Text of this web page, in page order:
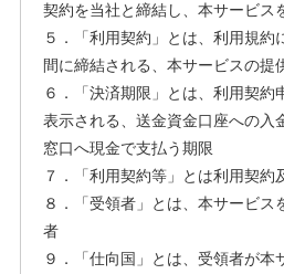
契約を当社と締結し、本サービス
５．「利用契約」とは、利用規約
間に締結される、本サービスの提
６．「決済期限」とは、利用契約
表示される、送金資金口座への入
窓口へ現金で支払う期限
７．「利用契約等」とは利用契約
８．「受領者」とは、本サービス
者
９．「仕向国」とは、受領者が本